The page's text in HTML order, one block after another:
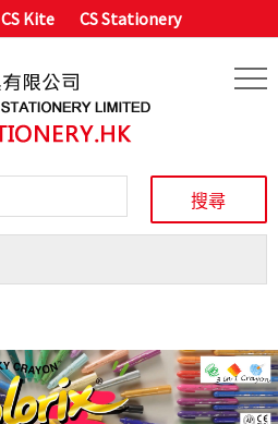
CS Kite CS Stationery